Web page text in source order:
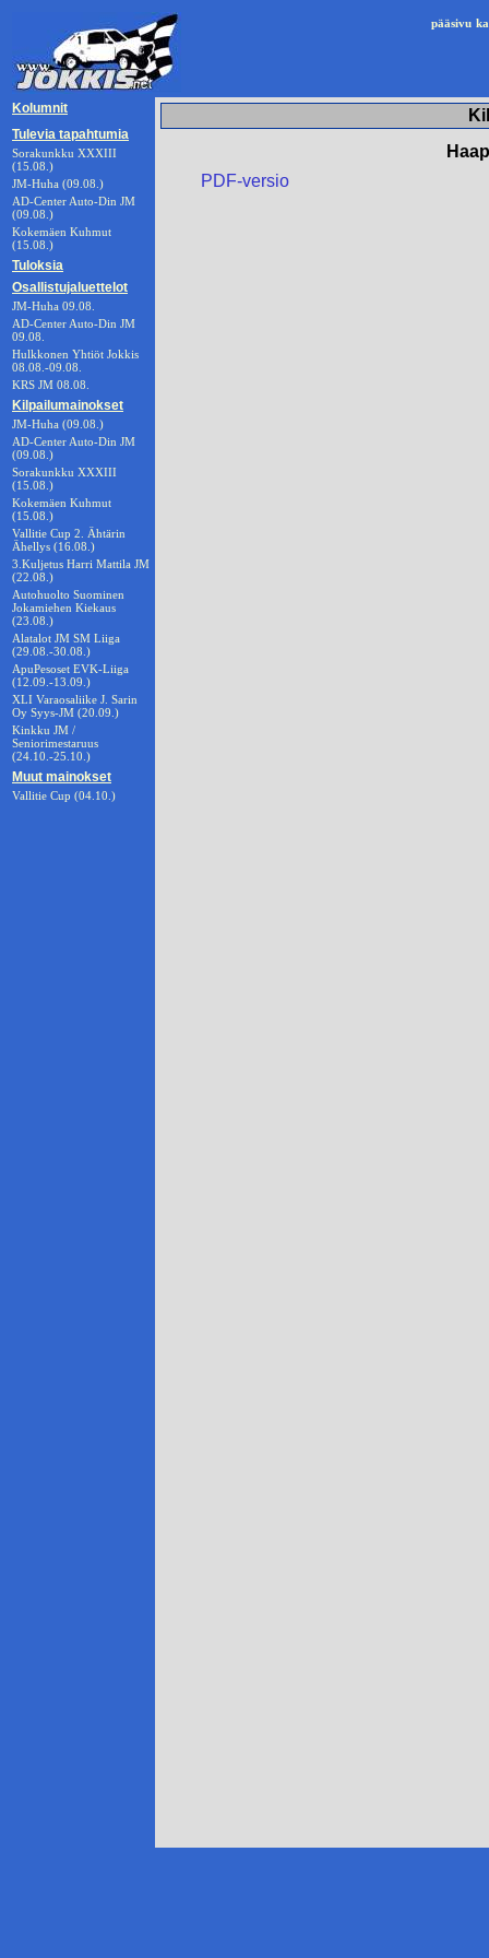
pääsivu
Kolumnit
Tulevia tapahtumia
Sorakunkku XXXIII
(15.08.)
JM-Huha (09.08.)
AD-Center Auto-Din JM
(09.08.)
Kokemäen Kuhmut
(15.08.)
Tuloksia
Osallistujaluettelot
JM-Huha 09.08.
AD-Center Auto-Din JM
09.08.
Hulkkonen Yhtiöt Jokkis
08.08.-09.08.
KRS JM 08.08.
Kilpailumainokset
JM-Huha (09.08.)
AD-Center Auto-Din JM
(09.08.)
Sorakunkku XXXIII
(15.08.)
Kokemäen Kuhmut
(15.08.)
Vallitie Cup 2. Ähtärin
Ähellys (16.08.)
3.Kuljetus Harri Mattila JM
(22.08.)
Autohuolto Suominen
Jokamiehen Kiekaus
(23.08.)
Alatalot JM SM Liiga
(29.08.-30.08.)
ApuPesoset EVK-Liiga
(12.09.-13.09.)
XLI Varaosaliike J. Sarin
Oy Syys-JM (20.09.)
Kinkku JM /
Seniorimestaruus
(24.10.-25.10.)
Muut mainokset
Vallitie Cup (04.10.)
PDF-versio